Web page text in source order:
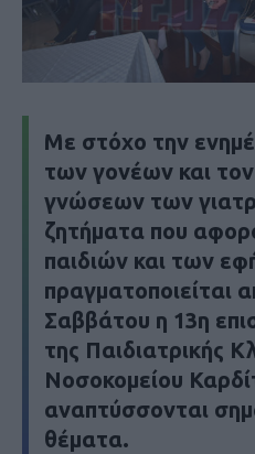
Με στόχο την
των γονέων και
γνώσεων των
ζητήματα που
παιδιών και των
πραγματοποιείται
Σαββάτου η 13η
της Παιδιατρικής
Νοσοκομείου
αναπτύσσονται
θέματα.